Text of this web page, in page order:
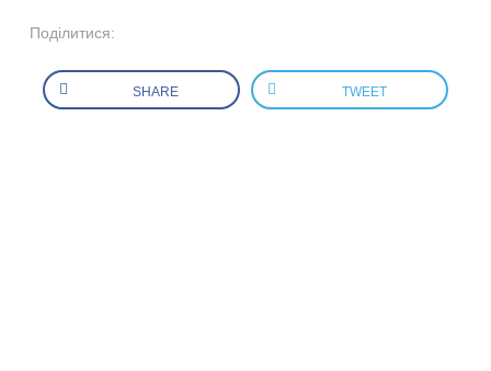
Поділитися:
SHARE TWEET